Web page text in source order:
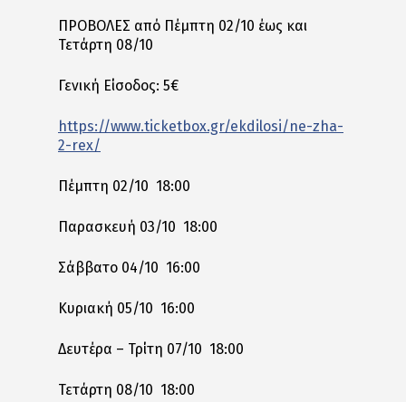
ΠΡΟΒΟΛΕΣ από Πέμπτη 02/10 έως και
Τετάρτη 08/10
Γενική Είσοδος: 5€
https://www.ticketbox.gr/ekdilosi/ne-zha-
2-rex/
Πέμπτη 02/10 18:00
Παρασκευή 03/10 18:00
Σάββατο 04/10 16:00
Κυριακή 05/10 16:00
Δευτέρα – Τρίτη 07/10 18:00
Τετάρτη 08/10 18:00